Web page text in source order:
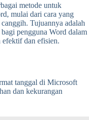
metode untuk
mulai dari cara yang
Tujuannya adalah
pengguna Word dalam
efektif dan efisien.
tanggal di Microsoft
dan kekurangan